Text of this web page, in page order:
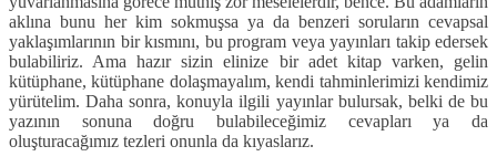
aklına bunu her kim sokmuşsa ya da benzeri soruların cevapsal
yaklaşımlarının bir kısmını, bu program veya yayınları takip edersek
bulabiliriz. Ama hazır sizin elinize bir adet kitap varken, gelin
kütüphane, kütüphane dolaşmayalım, kendi tahminlerimizi kendimiz
yürütelim. Daha sonra, konuyla ilgili yayınlar bulursak, belki de bu
yazının sonuna doğru bulabileceğimiz cevapları ya da
oluşturacağımız tezleri onunla da kıyaslarız.